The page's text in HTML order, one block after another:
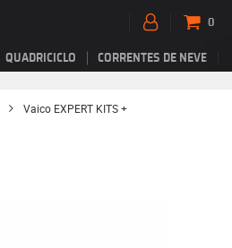
QUADRICICLO CORRENTES DE NEVE
0
Vaico EXPERT KITS +